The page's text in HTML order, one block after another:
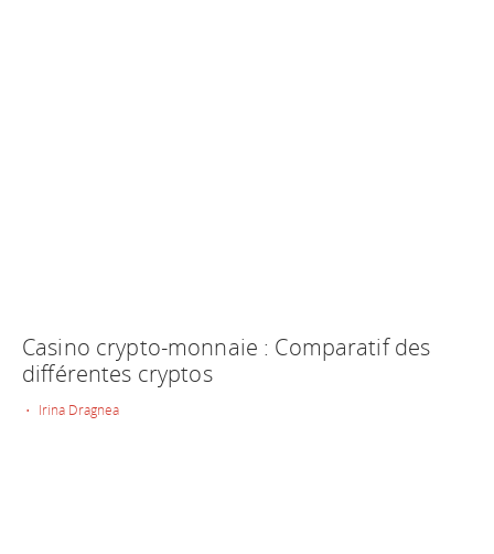
Casino crypto-monnaie : Comparatif des
différentes cryptos
• Irina Dragnea